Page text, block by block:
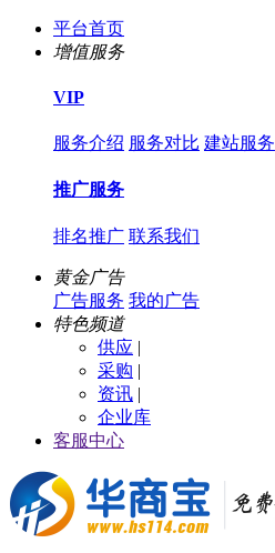
平台首页
增值服务
VIP
服务介绍 服务对比 建站服务
推广服务
排名推广 联系我们
黄金广告
广告服务 我的广告
特色频道
供应 |
采购 |
资讯 |
企业库
客服中心